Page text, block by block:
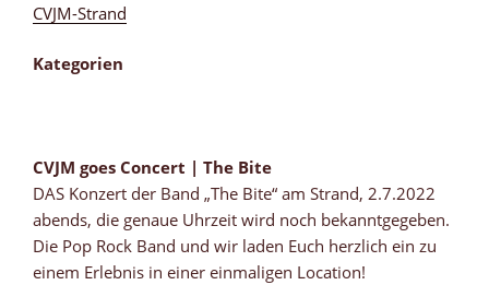
CVJM-Strand
Kategorien
CVJM goes Concert | The Bite
DAS Konzert der Band „The Bite“ am Strand, 2.7.2022
abends, die genaue Uhrzeit wird noch bekanntgegeben.
Die Pop Rock Band und wir laden Euch herzlich ein zu
einem Erlebnis in einer einmaligen Location!